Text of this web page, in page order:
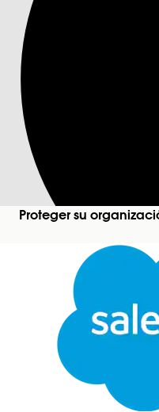
Este texto se tradujo con el sistema de
Proteger su
Proteger
Obtenga
Control de
Asegúrese
¿RESOLVIÓ ESTE
¡Háganos saber